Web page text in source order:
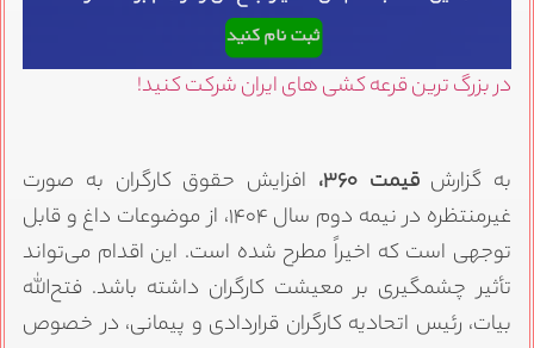
در بزرگ ترین قرعه کشی های ایران شرکت کنید!
به گزارشقیمت ۳۶۰،
افزایش حقوق کارگران به صورت
غیرمنتظره در نیمه دوم سال ۱۴۰۴، از موضوعات داغ و قابل
توجهی است که اخیراً مطرح شده است. این اقدام می‌تواند
تأثیر چشمگیری بر معیشت کارگران داشته باشد. فتح‌الله
بیات، رئیس اتحادیه کارگران قراردادی و پیمانی، در خصوص